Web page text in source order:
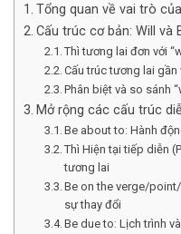
Tổng quan về vai trò
Cấu trúc cơ bản: Will và
Thì tương lai đơn với
Cấu trúc tương lai gần
Phân biệt và so sánh
Mở rộng các cấu trúc
Be about to: Hành
Thì Hiện tại tiếp diễn
tương lai
Be on the verge/
sự thay đổi
Be due to: Lịch trình